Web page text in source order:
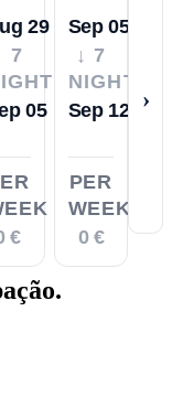
29
7
05
€
Sep 05
↓ 7
NIGHTS
Sep 12
PER
WEEK
0 €
›